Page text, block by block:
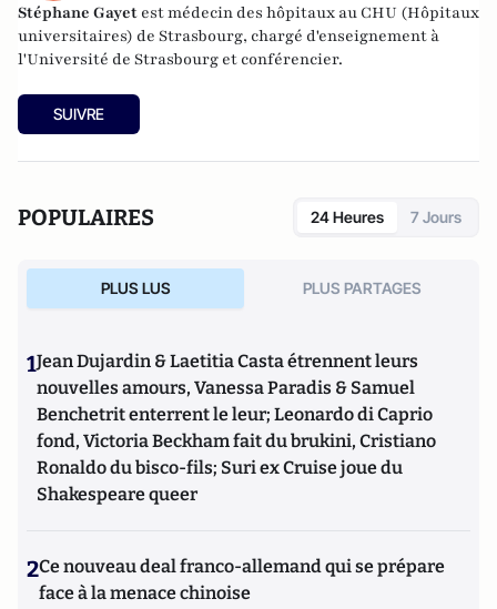
Stéphane Gayet est médecin des hôpitaux au CHU (Hôpitaux
universitaires) de Strasbourg, chargé d'enseignement à
l'Université de Strasbourg et conférencier.
SUIVRE
POPULAIRES 24 Heures 7 Jours
PLUS LUS PLUS PARTAGES
1Jean Dujardin & Laetitia Casta étrennent leurs
nouvelles amours, Vanessa Paradis & Samuel
Benchetrit enterrent le leur; Leonardo di Caprio
fond, Victoria Beckham fait du brukini, Cristiano
Ronaldo du bisco-fils; Suri ex Cruise joue du
Shakespeare queer
2Ce nouveau deal franco-allemand qui se prépare
face à la menace chinoise